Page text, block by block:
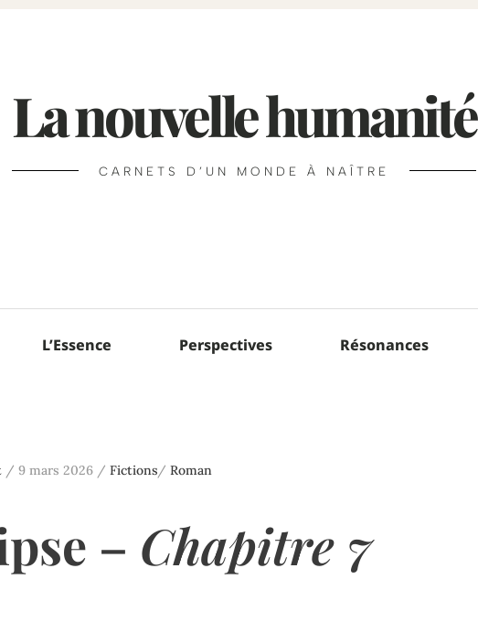
La nouvelle humanité
CARNETS D’UN MONDE À NAÎTRE
L’Essence Perspectives Résonances
/ 9 mars 2026/ Fictions/ Roman
– Chapitre 7